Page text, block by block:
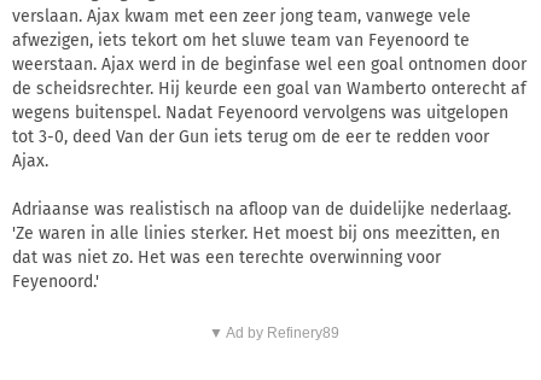
verslaan. Ajax kwam met een zeer jong team, vanwege vele
afwezigen, iets tekort om het sluwe team van Feyenoord te
weerstaan. Ajax werd in de beginfase wel een goal ontnomen door
de scheidsrechter. Hij keurde een goal van Wamberto onterecht af
wegens buitenspel. Nadat Feyenoord vervolgens was uitgelopen
tot 3-0, deed Van der Gun iets terug om de eer te redden voor
Ajax.
Adriaanse was realistisch na afloop van de duidelijke nederlaag.
'Ze waren in alle linies sterker. Het moest bij ons meezitten, en
dat was niet zo. Het was een terechte overwinning voor
Feyenoord.'
▼ Ad by Refinery89